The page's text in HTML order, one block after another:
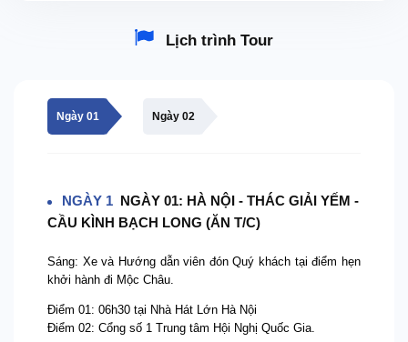
Lịch trình Tour
Ngày 01 Ngày 02
NGÀY 1 NGÀY 01: HÀ NỘI - THÁC GIẢI YẾM -
CẦU KÌNH BẠCH LONG (ĂN T/C)
Sáng: Xe và Hướng dẫn viên đón Quý khách tại điểm hẹn
khởi hành đi Mộc Châu.
Điểm 01: 06h30 tại Nhà Hát Lớn Hà Nội
Điểm 02: Cổng số 1 Trung tâm Hội Nghị Quốc Gia.